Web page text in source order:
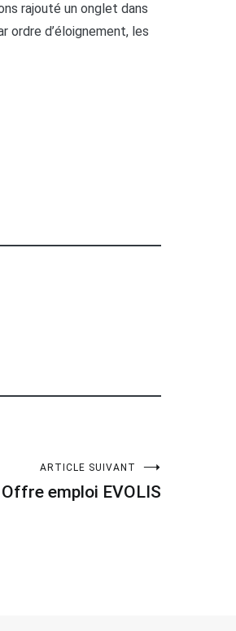
rajouté un onglet dans
ordre d’éloignement, les
ARTICLE SUIVANT
Offre emploi EVOLIS